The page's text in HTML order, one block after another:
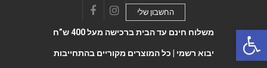
FacebookInstagram
החשבון שלי
משלוח חינם עד הבית ברכישה מעל 400 ש”ח
יבוא רשמי | כל המוצרים מקוריים בהתחייבות